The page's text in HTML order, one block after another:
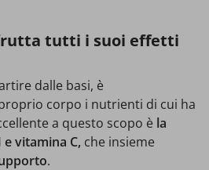
tutti i suoi effetti
dalle basi, è
corpo i nutrienti di cui ha
a questo scopo è la
vitamina C, che insieme
.